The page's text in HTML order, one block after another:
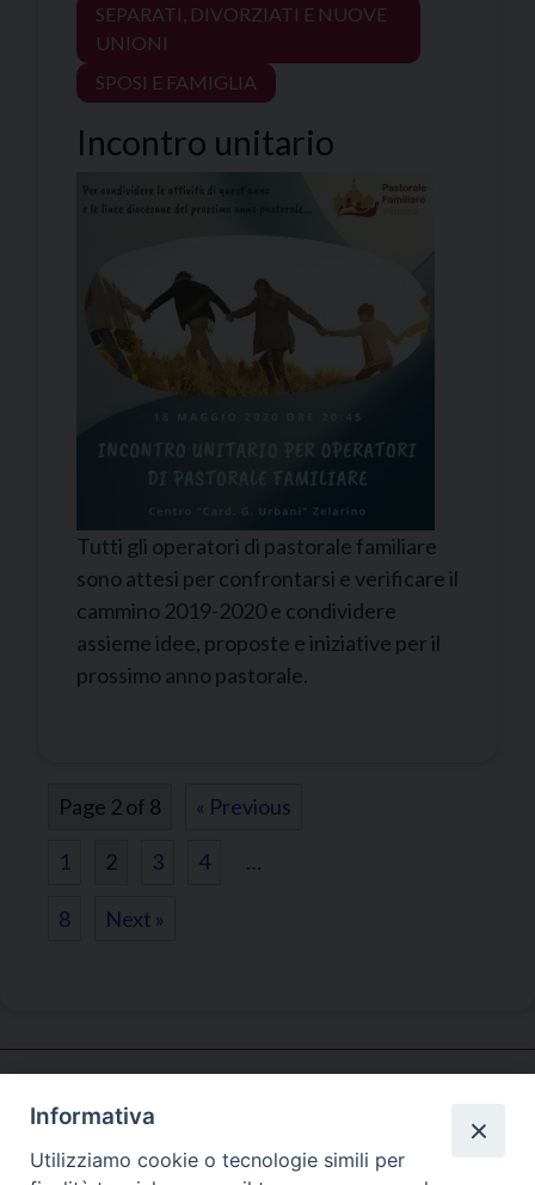
SEPARATI, DIVORZIATI E NUOVE
UNIONI
SPOSI E FAMIGLIA
Incontro unitario
Tutti gli operatori di pastorale familiare
sono attesi per confrontarsi e verificare il
cammino 2019-2020 e condividere
assieme idee, proposte e iniziative per il
prossimo anno pastorale.
Page 2 of 8 « Previous
1 2 3 4 …
8 Next »
Informativa
Utilizziamo cookie o tecnologie simili per